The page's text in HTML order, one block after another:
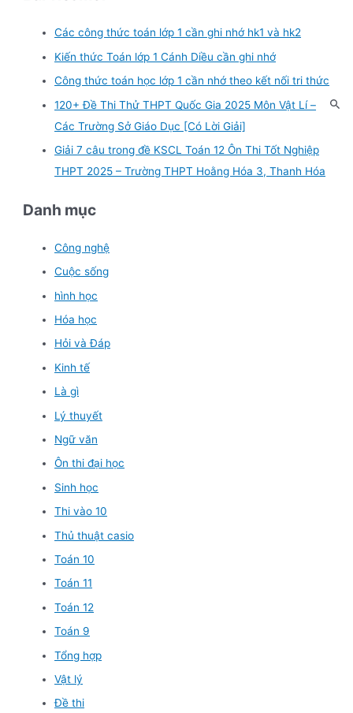
Các công thức toán lớp 1 cần ghi nhớ hk1 và hk2
Kiến thức Toán lớp 1 Cánh Diều cần ghi nhớ
Công thức toán học lớp 1 cần nhớ theo kết nối tri thức
120+ Đề Thi Thử THPT Quốc Gia 2025 Môn Vật Lí –
Các Trường Sở Giáo Dục [Có Lời Giải]
Giải 7 câu trong đề KSCL Toán 12 Ôn Thi Tốt Nghiệp
THPT 2025 – Trường THPT Hoằng Hóa 3, Thanh Hóa
Danh mục
Công nghệ
Cuộc sống
hình học
Hóa học
Hỏi và Đáp
Kinh tế
Là gì
Lý thuyết
Ngữ văn
Ôn thi đại học
Sinh học
Thi vào 10
Thủ thuật casio
Toán 10
Toán 11
Toán 12
Toán 9
Tổng hợp
Vật lý
Đề thi